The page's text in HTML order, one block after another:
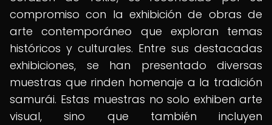
compromiso con la exhibición de obras de
arte contemporáneo que exploran temas
históricos y culturales. Entre sus destacadas
exhibiciones, se han presentado diversas
muestras que rinden homenaje a la tradición
samurái. Estas muestras no solo exhiben arte
visual, sino que también incluyen